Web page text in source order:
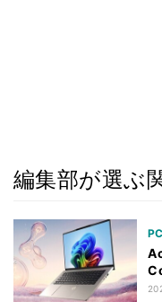
編集部が選ぶ